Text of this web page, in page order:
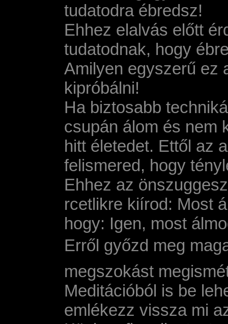
tudatodra ébredsz!
Ehhez elalvás előtt
tudatodnak, hogy
Amilyen egyszerű ez
kipróbálni!
Ha biztosabb
csupán álom és nem
hitt életedet. Ettől az
felismered, hogy
Ehhez az
rcetlikre kií­rod: Most
hogy: Igen, most
Erről győzd meg
megszokást
Meditációból is be
emlékezz vissza mi